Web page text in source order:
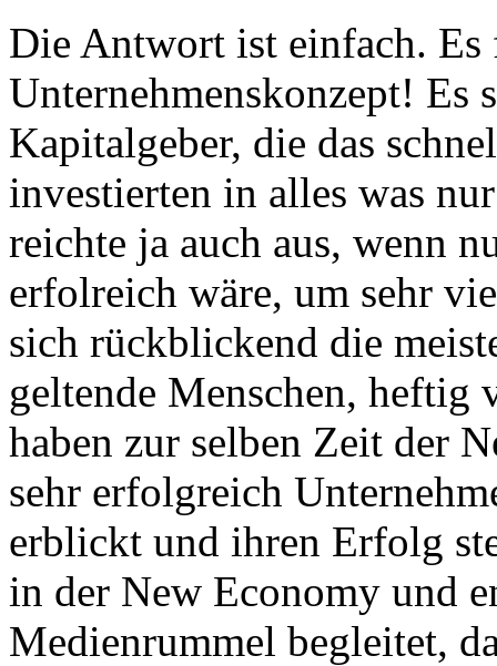
Die Antwort ist einfach.
Unternehmenskonzept! Es
Kapitalgeber, die das
investierten in alles was
reichte ja auch aus, wenn
erfolreich wäre, um sehr
sich rückblickend die
geltende Menschen, heftig
haben zur selben Zeit der
sehr erfolgreich
erblickt und ihren Erfolg
in der New Economy und
Medienrummel begleitet,